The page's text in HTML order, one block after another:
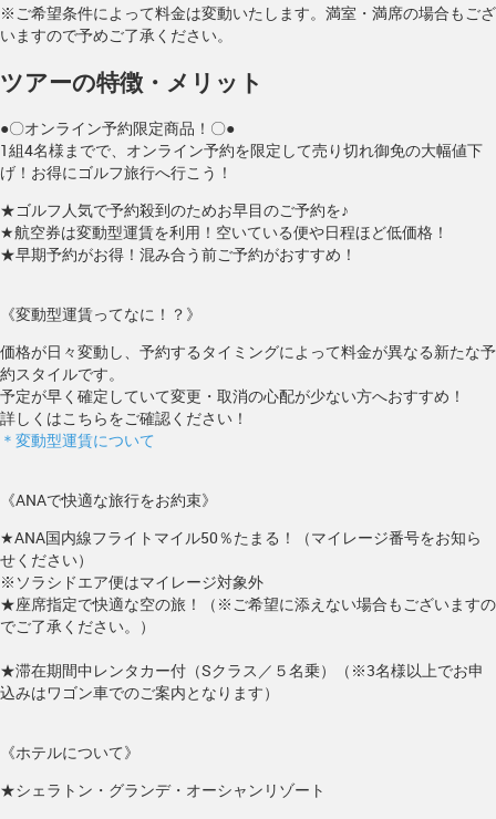
※ご希望条件によって料金は変動いたします。満室・満席の場合もござ
いますので予めご了承ください。
ツアーの特徴・メリット
●〇オンライン予約限定商品！〇●
1組4名様までで、オンライン予約を限定して売り切れ御免の大幅値下
げ！お得にゴルフ旅行へ行こう！
★ゴルフ人気で予約殺到のためお早目のご予約を♪
★航空券は変動型運賃を利用！空いている便や日程ほど低価格！
★早期予約がお得！混み合う前ご予約がおすすめ！
《変動型運賃ってなに！？》
価格が日々変動し、予約するタイミングによって料金が異なる新たな予
約スタイルです。
予定が早く確定していて変更・取消の心配が少ない方へおすすめ！
詳しくはこちらをご確認ください！
＊変動型運賃について
《ANAで快適な旅行をお約束》
★ANA国内線フライトマイル50％たまる！（マイレージ番号をお知ら
せください）
※ソラシドエア便はマイレージ対象外
★座席指定で快適な空の旅！（※ご希望に添えない場合もございますの
でご了承ください。）
★滞在期間中レンタカー付（Sクラス／５名乗）（※3名様以上でお申
込みはワゴン車でのご案内となります）
《ホテルについて》
★シェラトン・グランデ・オーシャンリゾート